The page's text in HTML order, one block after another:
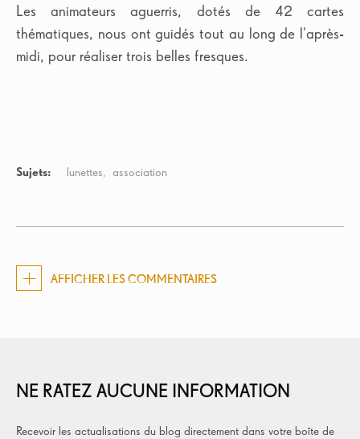
Les animateurs aguerris, dotés de 42 cartes
thématiques, nous ont guidés tout au long de l’après-
midi, pour réaliser trois belles fresques.
Sujets: lunettes association
AFFICHER LES COMMENTAIRES
NE RATEZ AUCUNE INFORMATION
Recevoir les actualisations du blog directement dans votre boîte de